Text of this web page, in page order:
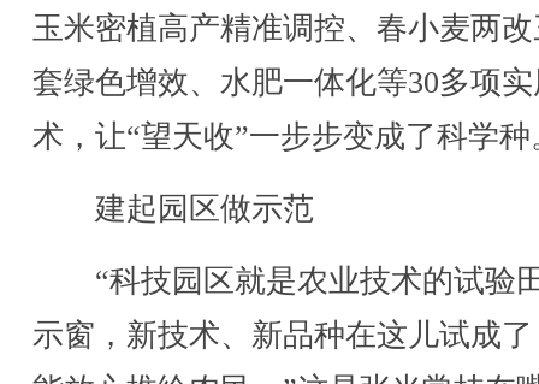
玉米密植高产精准调控、春小麦两
套绿色增效、水肥一体化等30多项
术，让“望天收”一步步变成了科学种
建起园区做示范
“科技园区就是农业技术的试验
示窗，新技术、新品种在这儿试成